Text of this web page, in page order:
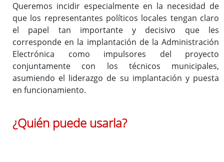
Queremos incidir especialmente en la necesidad de
que los representantes políticos locales tengan claro
el papel tan importante y decisivo que les
corresponde en la implantación de la Administración
Electrónica como impulsores del proyecto
conjuntamente con los técnicos municipales,
asumiendo el liderazgo de su implantación y puesta
en funcionamiento.
¿Quién puede usarla?